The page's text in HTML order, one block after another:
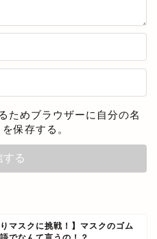
ためブラウザーに自分の名
保存する。
りマスクに挑戦！】マスクのゴム